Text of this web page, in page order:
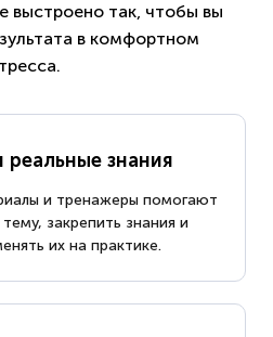
выстроено так, чтобы вы
в комфортном
реальные знания
и тренажеры помогают
закрепить знания и
их на практике.